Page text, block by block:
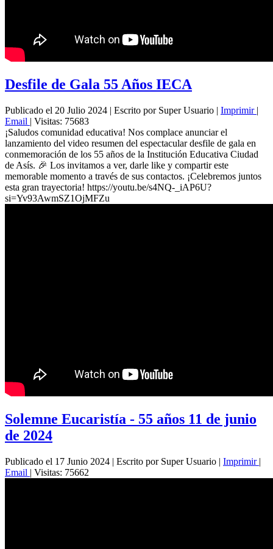
Desfile de Gala 55 Años IECA
Publicado el 20 Julio 2024 | Escrito por Super Usuario | Imprimir |
Email | Visitas: 75683
¡Saludos comunidad educativa! Nos complace anunciar el
lanzamiento del video resumen del espectacular desfile de gala en
conmemoración de los 55 años de la Institución Educativa Ciudad
de Asís. 🎉 Los invitamos a ver, darle like y compartir este
memorable momento a través de sus contactos. ¡Celebremos juntos
esta gran trayectoria! https://youtu.be/s4NQ-_iAP6U?
si=Yv93AwmSZ1OjMFZu
Solemne Eucaristía - 55 años 11 de junio
de 2024
Publicado el 17 Junio 2024 | Escrito por Super Usuario | Imprimir |
Email | Visitas: 75662